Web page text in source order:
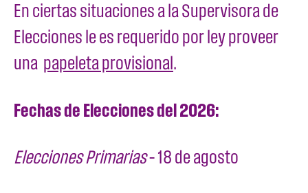
En ciertas situaciones a la Supervisora de
Elecciones le es requerido por ley proveer
una papeleta provisional.
Fechas de Elecciones del 2026:
Elecciones Primarias– 18 de agosto